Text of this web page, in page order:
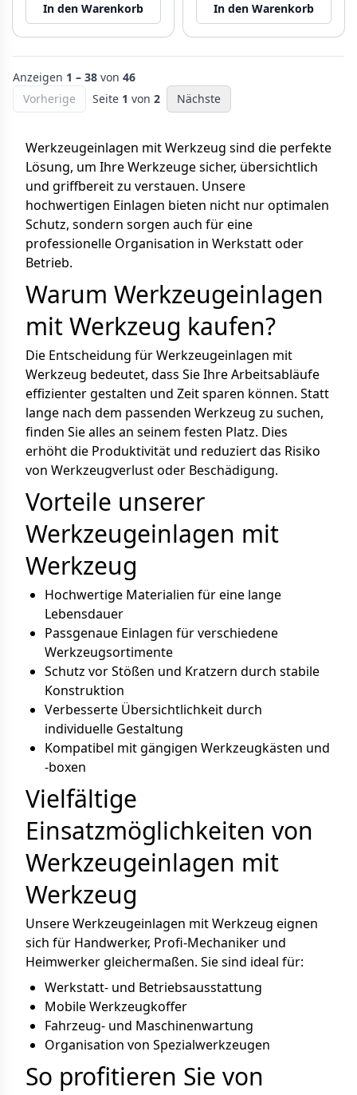
In den Warenkorb In den Warenkorb
Anzeigen 1 – 38 von 46
Vorherige
Seite 1 von 2 Nächste
Werkzeugeinlagen mit Werkzeug sind die perfekte
Lösung, um Ihre Werkzeuge sicher, übersichtlich
und griffbereit zu verstauen. Unsere
hochwertigen Einlagen bieten nicht nur optimalen
Schutz, sondern sorgen auch für eine
professionelle Organisation in Werkstatt oder
Betrieb.
Warum Werkzeugeinlagen
mit Werkzeug kaufen?
Die Entscheidung für Werkzeugeinlagen mit
Werkzeug bedeutet, dass Sie Ihre Arbeitsabläufe
effizienter gestalten und Zeit sparen können. Statt
lange nach dem passenden Werkzeug zu suchen,
finden Sie alles an seinem festen Platz. Dies
erhöht die Produktivität und reduziert das Risiko
von Werkzeugverlust oder Beschädigung.
Vorteile unserer
Werkzeugeinlagen mit
Werkzeug
Hochwertige Materialien für eine lange
Lebensdauer
Passgenaue Einlagen für verschiedene
Werkzeugsortimente
Schutz vor Stößen und Kratzern durch stabile
Konstruktion
Verbesserte Übersichtlichkeit durch
individuelle Gestaltung
Kompatibel mit gängigen Werkzeugkästen und
-boxen
Vielfältige
Einsatzmöglichkeiten von
Werkzeugeinlagen mit
Werkzeug
Unsere Werkzeugeinlagen mit Werkzeug eignen
sich für Handwerker, Profi-Mechaniker und
Heimwerker gleichermaßen. Sie sind ideal für:
Werkstatt- und Betriebsausstattung
Mobile Werkzeugkoffer
Fahrzeug- und Maschinenwartung
Organisation von Spezialwerkzeugen
So profitieren Sie von